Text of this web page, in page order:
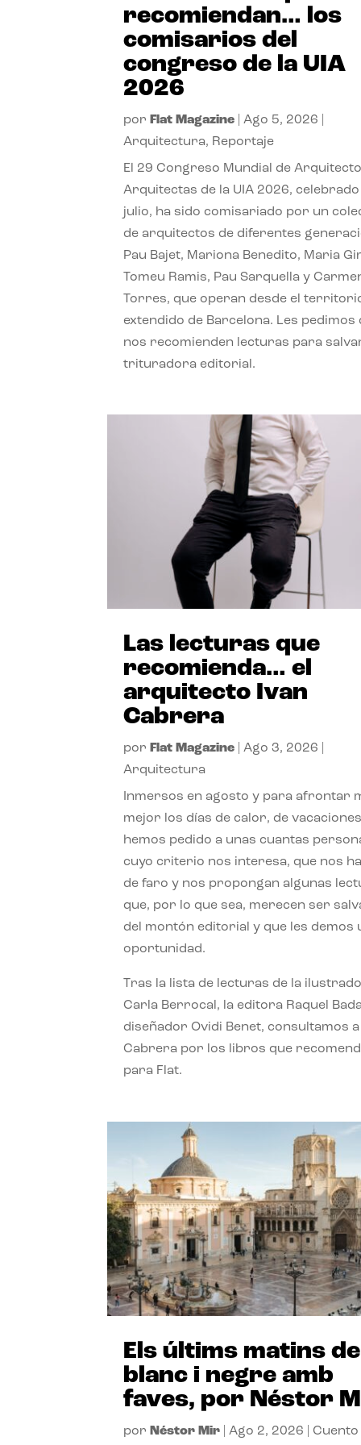
recomiendan… los
comisarios del
congreso de la UIA
2026
por Flat Magazine |Ago 5, 2026
Arquitectura, Reportaje
El 29 Congreso Mundial de
Arquitectas de la UIA 2026,
julio, ha sido comisariado por un
de arquitectos de diferentes
Pau Bajet, Mariona Benedito, Maria
Tomeu Ramis, Pau Sarquella y
Torres, que operan desde el
extendido de Barcelona. Les pedimos
nos recomienden lecturas para
trituradora editorial.
Las lecturas que
recomienda… el
arquitecto Ivan
Cabrera
por Flat Magazine |Ago 3, 2026
Arquitectura
Inmersos en agosto y para afrontar
mejor los días de calor, de
hemos pedido a unas cuantas
cuyo criterio nos interesa, que nos
de faro y nos propongan algunas
que, por lo que sea, merecen ser
del montón editorial y que les demos
oportunidad.
Tras la lista de lecturas de la
Carla Berrocal, la editora Raquel
diseñador Ovidi Benet, consultamos
Cabrera por los libros que
para Flat.
Els últims matins de
blanc i negre amb
faves, por Néstor
por Néstor Mir |Ago 2, 2026 |Cuento